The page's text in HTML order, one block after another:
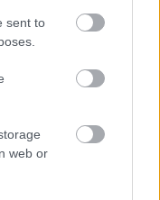
sent to
web or